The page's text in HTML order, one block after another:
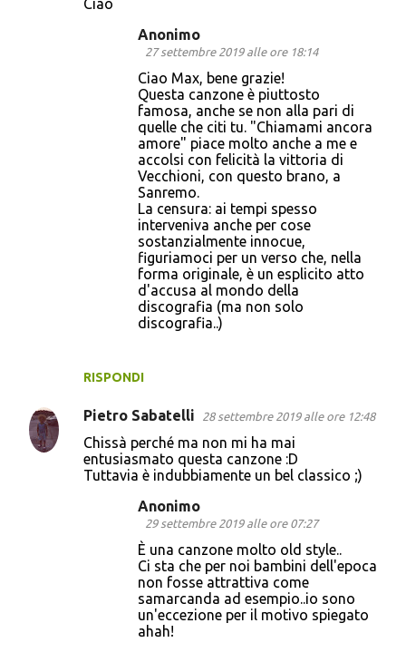
Ciao
RISPONDI
Anonimo
27 settembre 2019 alle ore 18:14
Ciao Max, bene grazie!
Questa canzone è piuttosto
famosa, anche se non alla pari di
quelle che citi tu. "Chiamami ancora
amore" piace molto anche a me e
accolsi con felicità la vittoria di
Vecchioni, con questo brano, a
Sanremo.
La censura: ai tempi spesso
interveniva anche per cose
sostanzialmente innocue,
figuriamoci per un verso che, nella
forma originale, è un esplicito atto
d'accusa al mondo della
discografia (ma non solo
discografia..)
Pietro Sabatelli 28 settembre 2019 alle ore 12:48
Chissà perché ma non mi ha mai
entusiasmato questa canzone :D
Tuttavia è indubbiamente un bel classico ;)
Anonimo
29 settembre 2019 alle ore 07:27
È una canzone molto old style..
Ci sta che per noi bambini dell'epoca
non fosse attrattiva come
samarcanda ad esempio..io sono
un'eccezione per il motivo spiegato
ahah!